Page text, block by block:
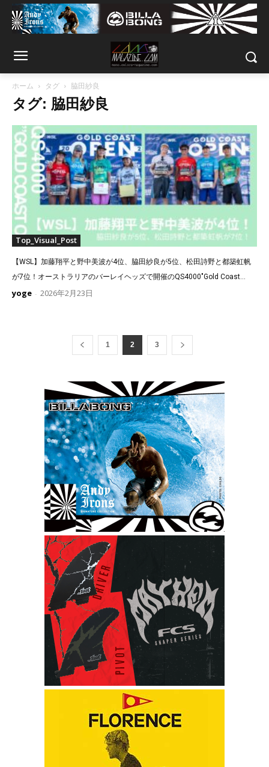
ホーム タグ 脇田紗良
タグ: 脇田紗良
Top_Visual_Post
【WSL】加藤翔平と野中美波が4位、脇田紗良が5位、松田詩野と都築虹帆
が7位！オーストラリアのバーレイヘッズで開催のQS4000″Gold Coast...
yoge - 2026年2月23日
1 2 3